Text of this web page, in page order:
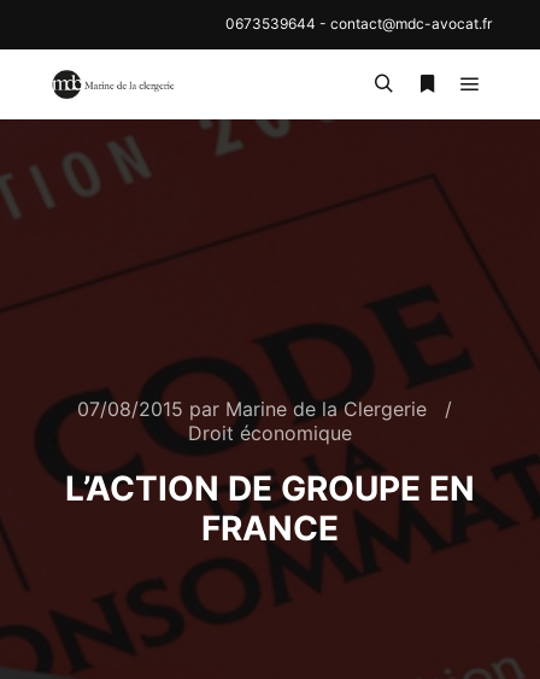
0673539644 - contact@mdc-avocat.fr
Menu
07/08/2015 par Marine de la Clergerie
Droit économique
L’ACTION DE GROUPE EN
FRANCE